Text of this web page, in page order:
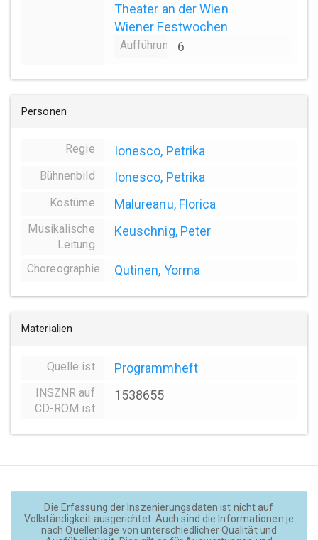
Theater an der Wien
Wiener Festwochen
Aufführungsanzahl
6
Personen
Regie Ionesco, Petrika
Bühnenbild Ionesco, Petrika
Kostüme Malureanu, Florica
Musikalische
Leitung
Keuschnig, Peter
Choreographie Qutinen, Yorma
Materialien
Quelle ist Programmheft
INSZNR auf
CD-ROM ist
1538655
Die Erfassung der Inszenierungsdaten ist nicht auf
Vollständigkeit ausgerichtet. Auch sind die Informationen je
nach Quellenlage von unterschiedlicher Qualität und